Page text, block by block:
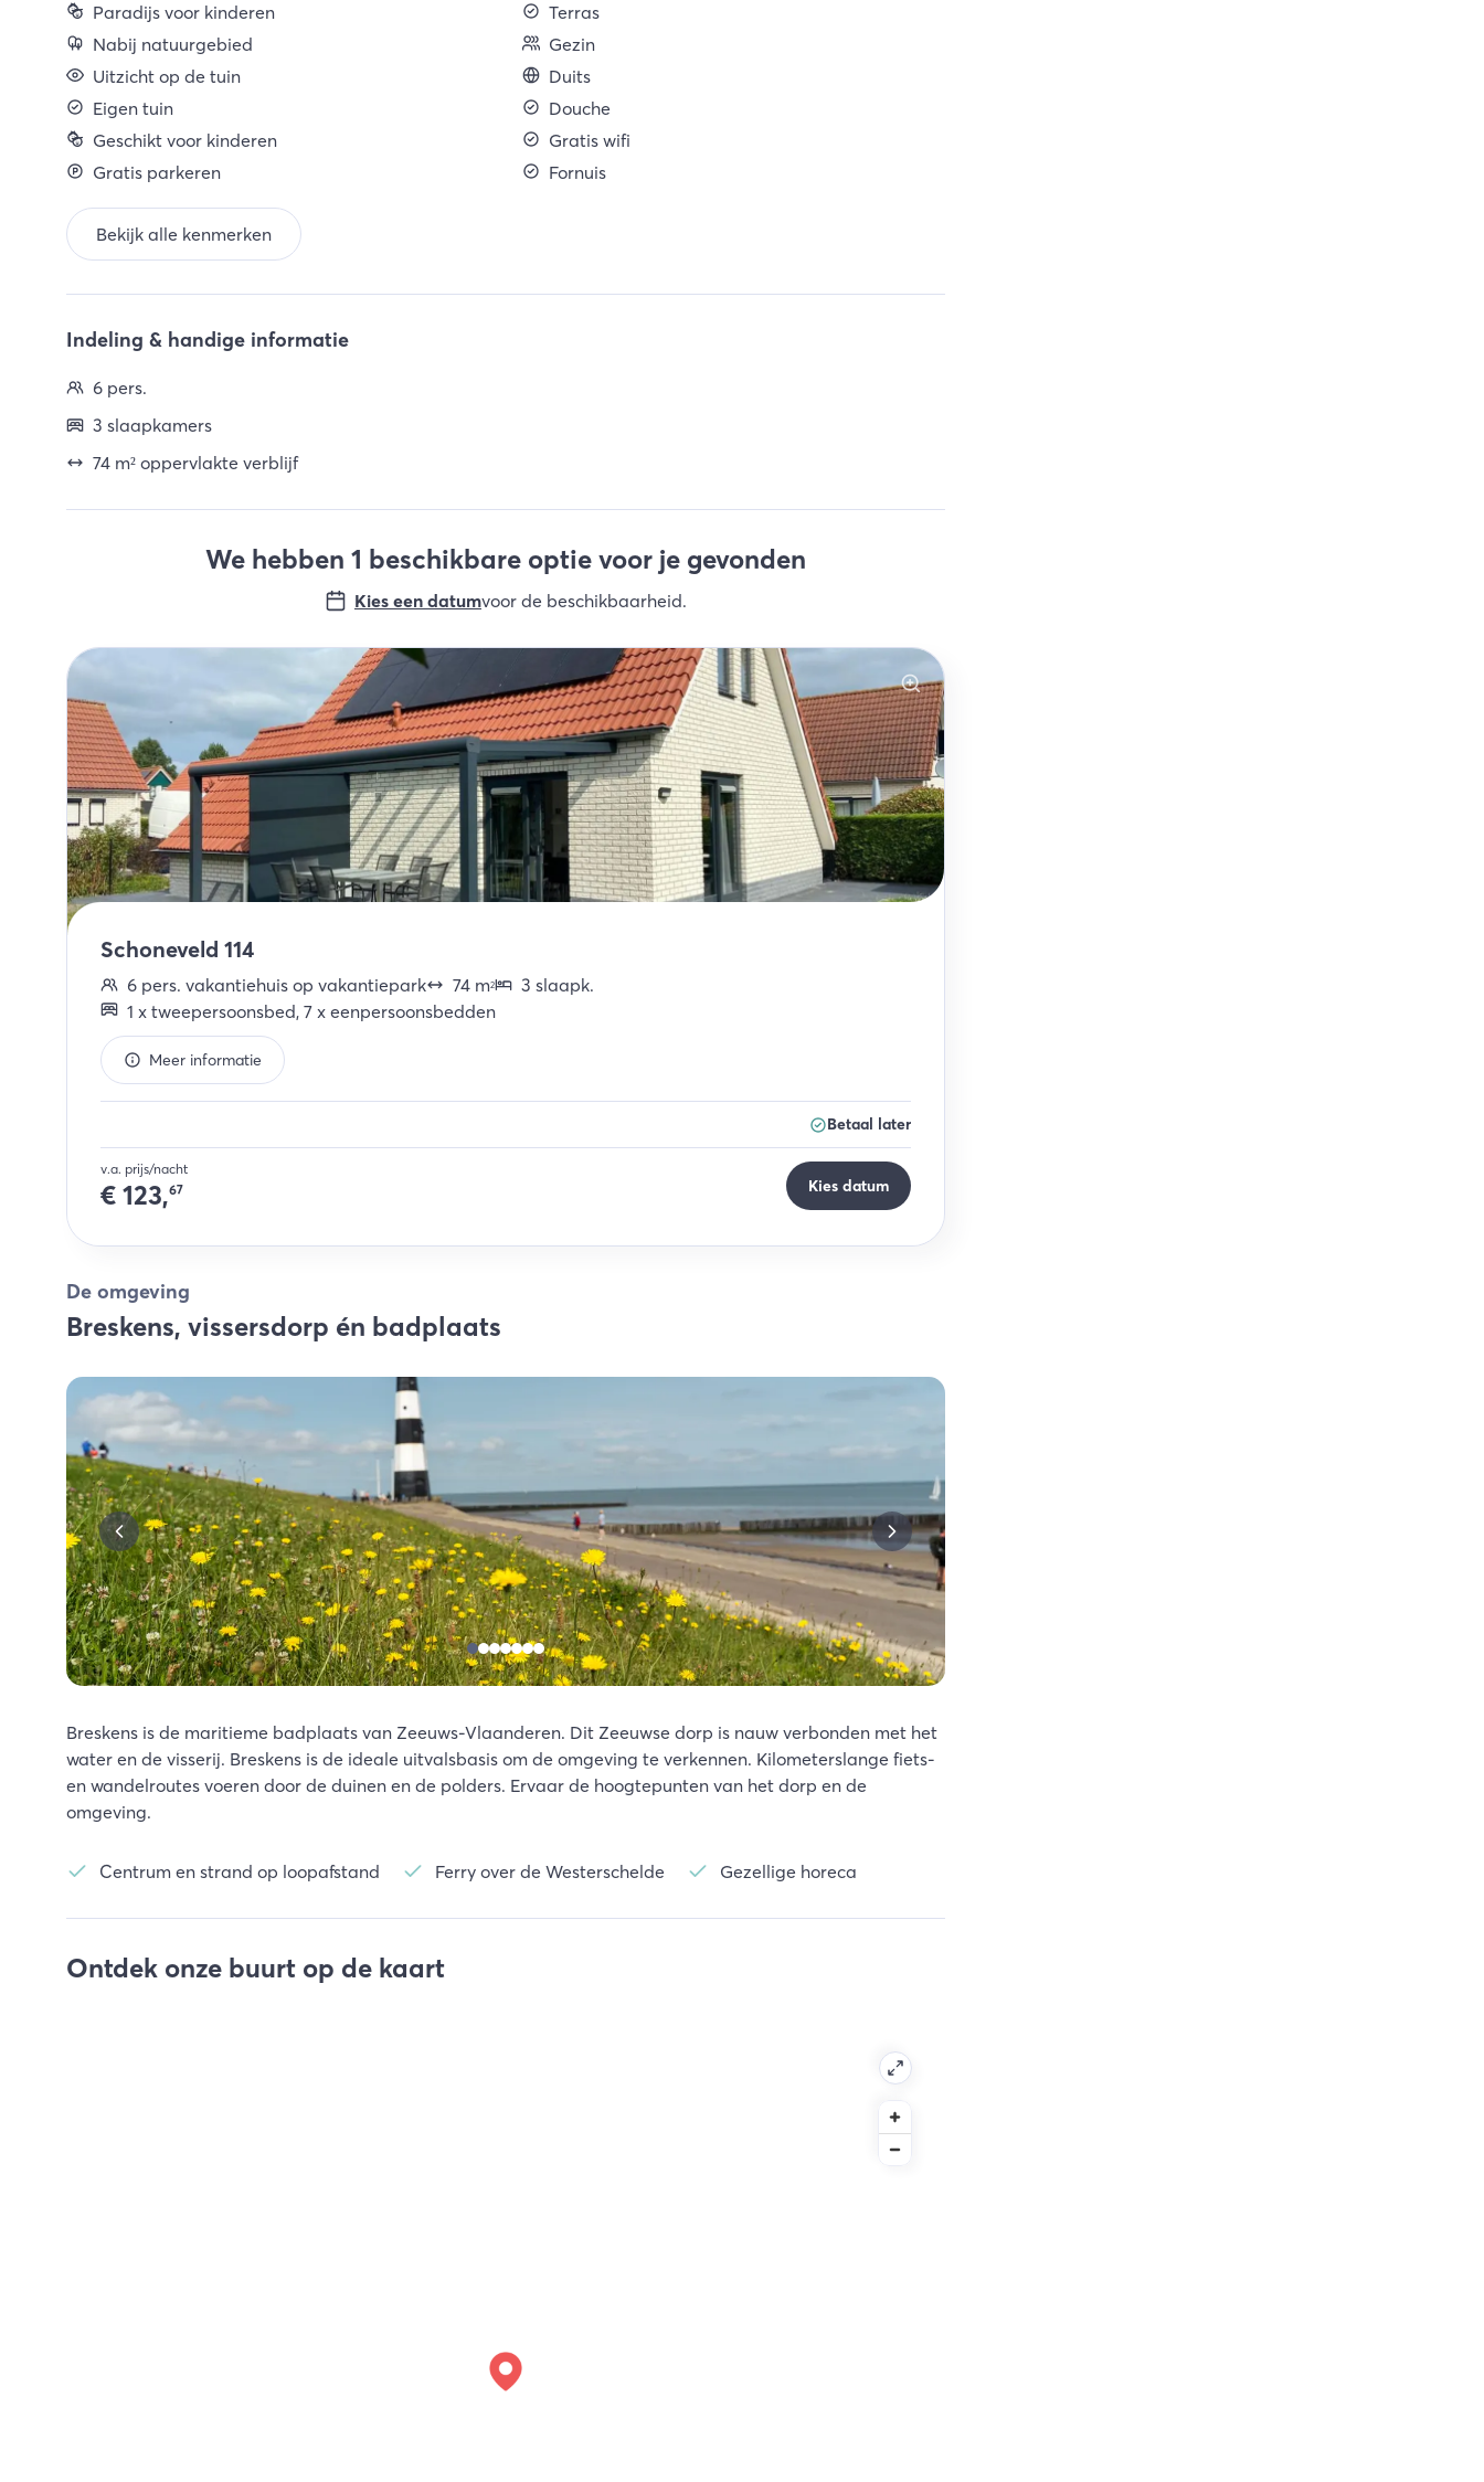
Paradijs voor kinderen
Nabij natuurgebied
Uitzicht op de tuin
Eigen tuin
Geschikt voor kinderen
Gratis parkeren
Terras
Gezin
Duits
Douche
Gratis wifi
Fornuis
Bekijk alle kenmerken
Indeling & handige informatie
6 pers.
3 slaapkamers
74 m² oppervlakte verblijf
We hebben 1 beschikbare optie voor je gevonden
Kies een datumvoor de beschikbaarheid.
Schoneveld 114
6 pers. vakantiehuis op vakantiepark 74 m2 3 slaapk.
1 x tweepersoonsbed, 7 x eenpersoonsbedden
Meer informatie
Betaal later
v.a. prijs/nacht
€ 123,67 Kies datum
De omgeving
Breskens, vissersdorp én badplaats
Breskens is de maritieme badplaats van Zeeuws-Vlaanderen. Dit Zeeuwse dorp is nauw verbonden met het
water en de visserij. Breskens is de ideale uitvalsbasis om de omgeving te verkennen. Kilometerslange fiets-
en wandelroutes voeren door de duinen en de polders. Ervaar de hoogtepunten van het dorp en de
omgeving.
Centrum en strand op loopafstand Ferry over de Westerschelde Gezellige horeca
Ontdek onze buurt op de kaart